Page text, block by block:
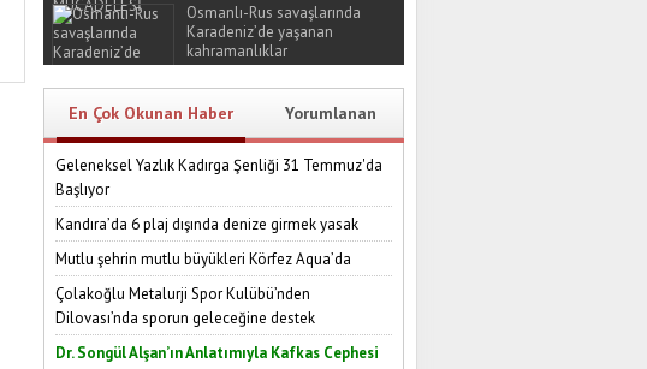
Osmanlı-Rus savaşlarında
Karadeniz’de yaşanan
kahramanlıklar
En Çok Okunan Haber Yorumlanan
Geleneksel Yazlık Kadırga Şenliği 31 Temmuz'da
Başlıyor
Kandıra’da 6 plaj dışında denize girmek yasak
Mutlu şehrin mutlu büyükleri Körfez Aqua’da
Çolakoğlu Metalurji Spor Kulübü’nden
Dilovası’nda sporun geleceğine destek
Dr. Songül Alşan’ın Anlatımıyla Kafkas Cephesi